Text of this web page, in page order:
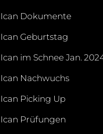
Ican Dokumente
Ican Geburtstag
Ican im Schnee Jan.
Ican Nachwuchs
Ican Picking Up
Ican Prüfungen